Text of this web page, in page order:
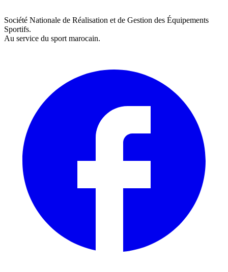
Société Nationale de Réalisation et de Gestion des Équipements
Sportifs.
Au service du sport marocain.